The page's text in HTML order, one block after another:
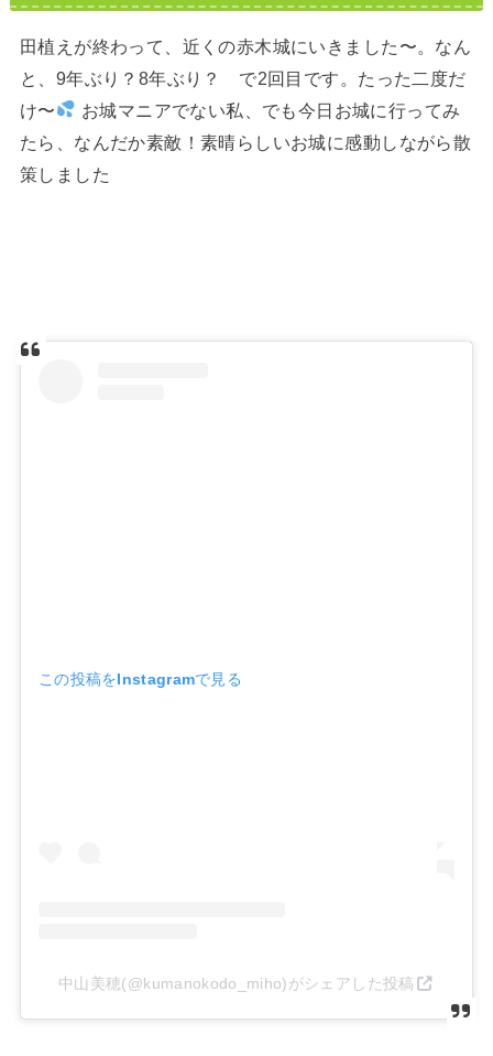
田植えが終わって、近くの赤木城にいきました〜。なん
と、9年ぶり？8年ぶり？ で2回目です。たった二度だ
け〜
お城マニアでない私、でも今日お城に行ってみ
たら、なんだか素敵！素晴らしいお城に感動しながら散
策しました
この投稿をInstagramで見る
中山美穂(@kumanokodo_miho)がシェアした投稿